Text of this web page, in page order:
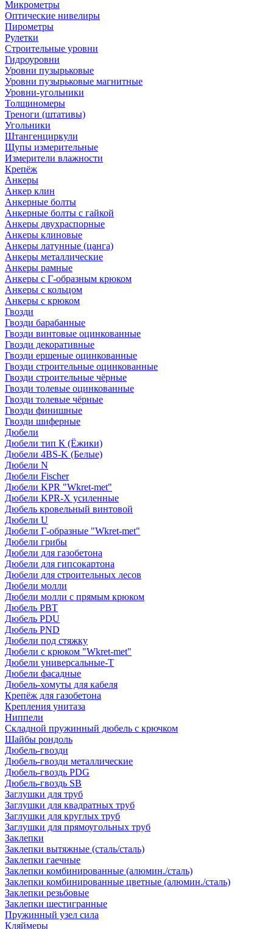
Микрометры
Оптические нивелиры
Пирометры
Рулетки
Строительные уровни
Гидроуровни
Уровни пузырьковые
Уровни пузырьковые магнитные
Уровни-угольники
Толщиномеры
Треноги (штативы)
Угольники
Штангенциркули
Щупы измерительные
Измерители влажности
Крепёж
Анкеры
Анкер клин
Анкерные болты
Анкерные болты с гайкой
Анкеры двухраспорные
Анкеры клиновые
Анкеры латунные (цанга)
Анкеры металлические
Анкеры рамные
Анкеры с Г-образным крюком
Анкеры с кольцом
Анкеры с крюком
Гвозди
Гвозди барабанные
Гвозди винтовые оцинкованные
Гвозди декоративные
Гвозди ершеные оцинкованные
Гвозди строительные оцинкованные
Гвозди строительные чёрные
Гвозди толевые оцинкованные
Гвозди толевые чёрные
Гвозди финишные
Гвозди шиферные
Дюбели
Дюбели тип К (Ёжики)
Дюбели 4BS-K (Белые)
Дюбели N
Дюбели Fischer
Дюбели KPR "Wkret-met"
Дюбели KPR-Х усиленные
Дюбель кровельный винтовой
Дюбели U
Дюбели Г-образные "Wkret-met"
Дюбели грибы
Дюбели для газобетона
Дюбели для гипсокартона
Дюбели для строительных лесов
Дюбели молли
Дюбели молли с прямым крюком
Дюбель PBT
Дюбель PDU
Дюбель PND
Дюбели под стяжку
Дюбели с крюком "Wkret-met"
Дюбели универсальные-Т
Дюбели фасадные
Дюбель-хомуты для кабеля
Крепёж для газобетона
Крепления унитаза
Ниппели
Складной пружинный дюбель с крючком
Шайбы рондоль
Дюбель-гвозди
Дюбель-гвозди металлические
Дюбель-гвоздь PDG
Дюбель-гвоздь SB
Заглушки для труб
Заглушки для квадратных труб
Заглушки для круглых труб
Заглушки для прямоугольных труб
Заклепки
Заклепки вытяжные (сталь/сталь)
Заклепки гаечные
Заклепки комбинированные (алюмин./сталь)
Заклепки комбинированные цветные (алюмин./сталь)
Заклепки резьбовые
Заклепки шестигранные
Пружинный узел сила
Кляймеры